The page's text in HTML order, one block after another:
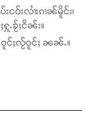
ငဝ်းလၢႆးၵၢၼ်မိူင်း၊
ႁူႉၶႂ်ႈငိၼ်း။
င်ႈလႂ်ဝူင်ႈ ၼၼ်ႉ။